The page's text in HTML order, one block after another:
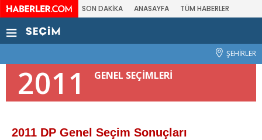
SON DAKİKA ANASAYFA TÜM HABERLER
ŞEHİRLER
2011 GENEL SEÇİMLERİ
2011 DP Genel Seçim Sonuçları